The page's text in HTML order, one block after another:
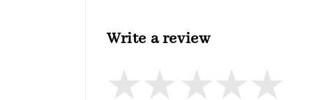
Write a review